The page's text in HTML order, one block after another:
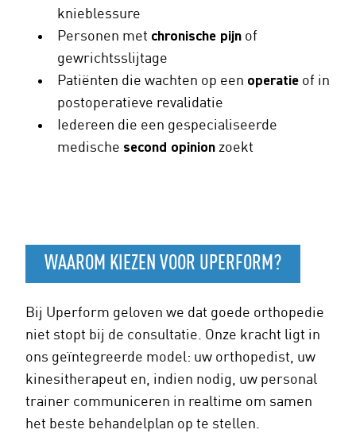
knieblessure
Personen met chronische pijn of
gewrichtsslijtage
Patiënten die wachten op een operatie of in
postoperatieve revalidatie
Iedereen die een gespecialiseerde
medische second opinion zoekt
WAAROM KIEZEN VOOR UPERFORM?
Bij Uperform geloven we dat goede orthopedie
niet stopt bij de consultatie. Onze kracht ligt in
ons geïntegreerde model: uw orthopedist, uw
kinesitherapeut en, indien nodig, uw personal
trainer communiceren in realtime om samen
het beste behandelplan op te stellen.